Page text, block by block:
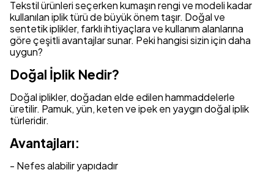
Tekstil ürünleri seçerken kumaşın rengi ve modeli kadar
kullanılan iplik türü de büyük önem taşır. Doğal ve
sentetik iplikler, farklı ihtiyaçlara ve kullanım alanlarına
göre çeşitli avantajlar sunar. Peki hangisi sizin için daha
uygun?
Doğal İplik Nedir?
Doğal iplikler, doğadan elde edilen hammaddelerle
üretilir. Pamuk, yün, keten ve ipek en yaygın doğal iplik
türleridir.
Avantajları:
- Nefes alabilir yapıdadır